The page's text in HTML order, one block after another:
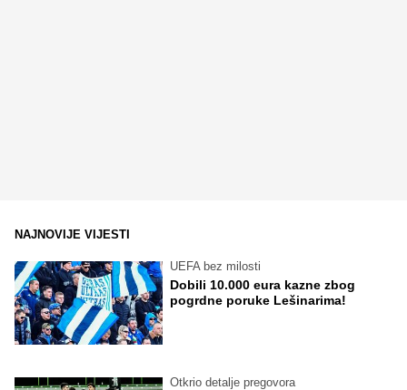
NAJNOVIJE VIJESTI
UEFA bez milosti
Dobili 10.000 eura kazne zbog
pogrdne poruke Lešinarima!
Otkrio detalje pregovora